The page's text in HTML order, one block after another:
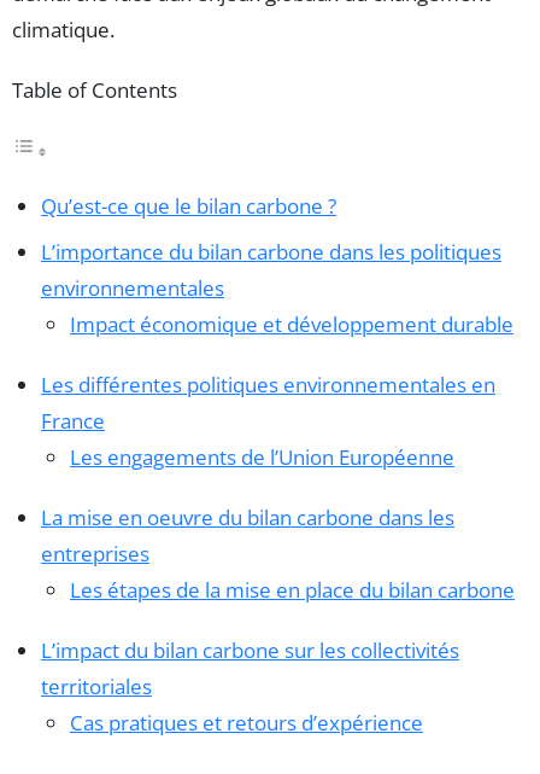
climatique.
Table of Contents
Qu’est-ce que le bilan carbone ?
L’importance du bilan carbone dans les politiques
environnementales
Impact économique et développement durable
Les différentes politiques environnementales en
France
Les engagements de l’Union Européenne
La mise en oeuvre du bilan carbone dans les
entreprises
Les étapes de la mise en place du bilan carbone
L’impact du bilan carbone sur les collectivités
territoriales
Cas pratiques et retours d’expérience